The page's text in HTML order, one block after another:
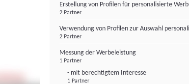
Erstellung von Profilen für personalisierte
2 Partner
Verwendung von Profilen zur Auswahl
2 Partner
Messung der Werbeleistung
1 Partner
- mit berechtigtem Interesse
1 Partner